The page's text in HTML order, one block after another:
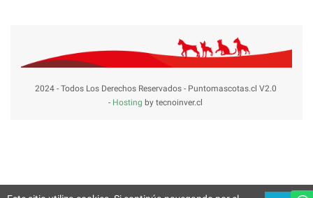
2024 - Todos Los Derechos Reservados - Puntomascotas.cl V2.0
- Hosting by tecnoinver.cl